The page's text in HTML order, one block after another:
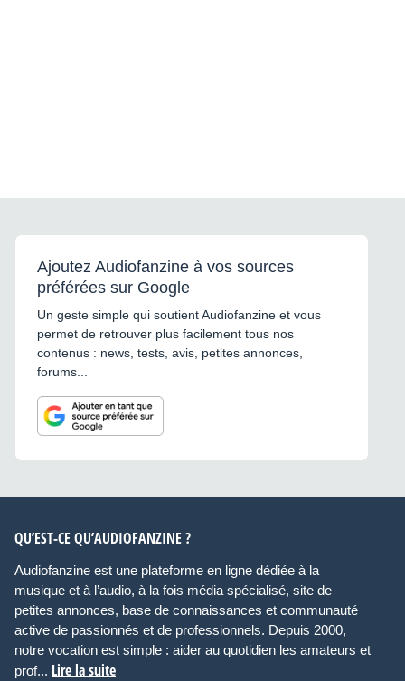
Ajoutez Audiofanzine à vos sources
préférées sur Google
Un geste simple qui soutient Audiofanzine et vous
permet de retrouver plus facilement tous nos
contenus : news, tests, avis, petites annonces,
forums...
QU’EST-CE QU’AUDIOFANZINE ?
Audiofanzine est une plateforme en ligne dédiée à la
musique et à l’audio, à la fois média spécialisé, site de
petites annonces, base de connaissances et communauté
active de passionnés et de professionnels. Depuis 2000,
notre vocation est simple : aider au quotidien les amateurs et
prof... Lire la suite